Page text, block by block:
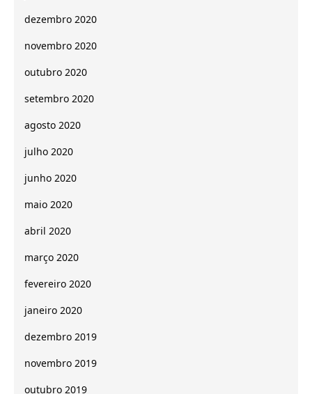
dezembro 2020
novembro 2020
outubro 2020
setembro 2020
agosto 2020
julho 2020
junho 2020
maio 2020
abril 2020
março 2020
fevereiro 2020
janeiro 2020
dezembro 2019
novembro 2019
outubro 2019